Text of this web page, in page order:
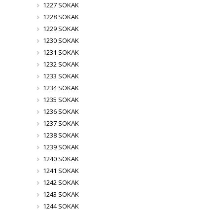
1227 SOKAK
1228 SOKAK
1229 SOKAK
1230 SOKAK
1231 SOKAK
1232 SOKAK
1233 SOKAK
1234 SOKAK
1235 SOKAK
1236 SOKAK
1237 SOKAK
1238 SOKAK
1239 SOKAK
1240 SOKAK
1241 SOKAK
1242 SOKAK
1243 SOKAK
1244 SOKAK